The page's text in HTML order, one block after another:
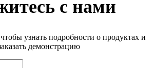
с нами
узнать подробности о продуктах и
демонстрацию